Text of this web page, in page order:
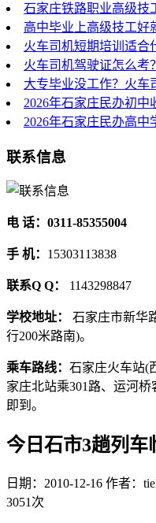
石家庄铁路职业高级技
高中毕业上高级技工好
火车司机短期培训适合
火车司机驾驶证怎么考
大专毕业没工作？火车
2026年石家庄民办初中
2026年石家庄民办高中
联系信息
电 话：0311-85355004
手 机： 15303113838
联系Q Q： 1143298847
学校地址： 石家庄市新华
行200米路南)。
乘车路线： 石家庄火车站(
家庄北站乘301路、运河
即到。
今日石市3趟列车
日期：2010-12-16 作者：
3051次